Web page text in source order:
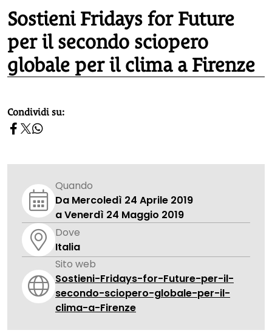
Sostieni Fridays for Future
per il secondo sciopero
globale per il clima a Firenze
homepage h2
Condividi su:
Quando
Da Mercoledì 24 Aprile 2019
a Venerdì 24 Maggio 2019
Dove
Italia
Sito web
Sostieni-Fridays-for-Future-per-il-
secondo-sciopero-globale-per-il-
clima-a-Firenze